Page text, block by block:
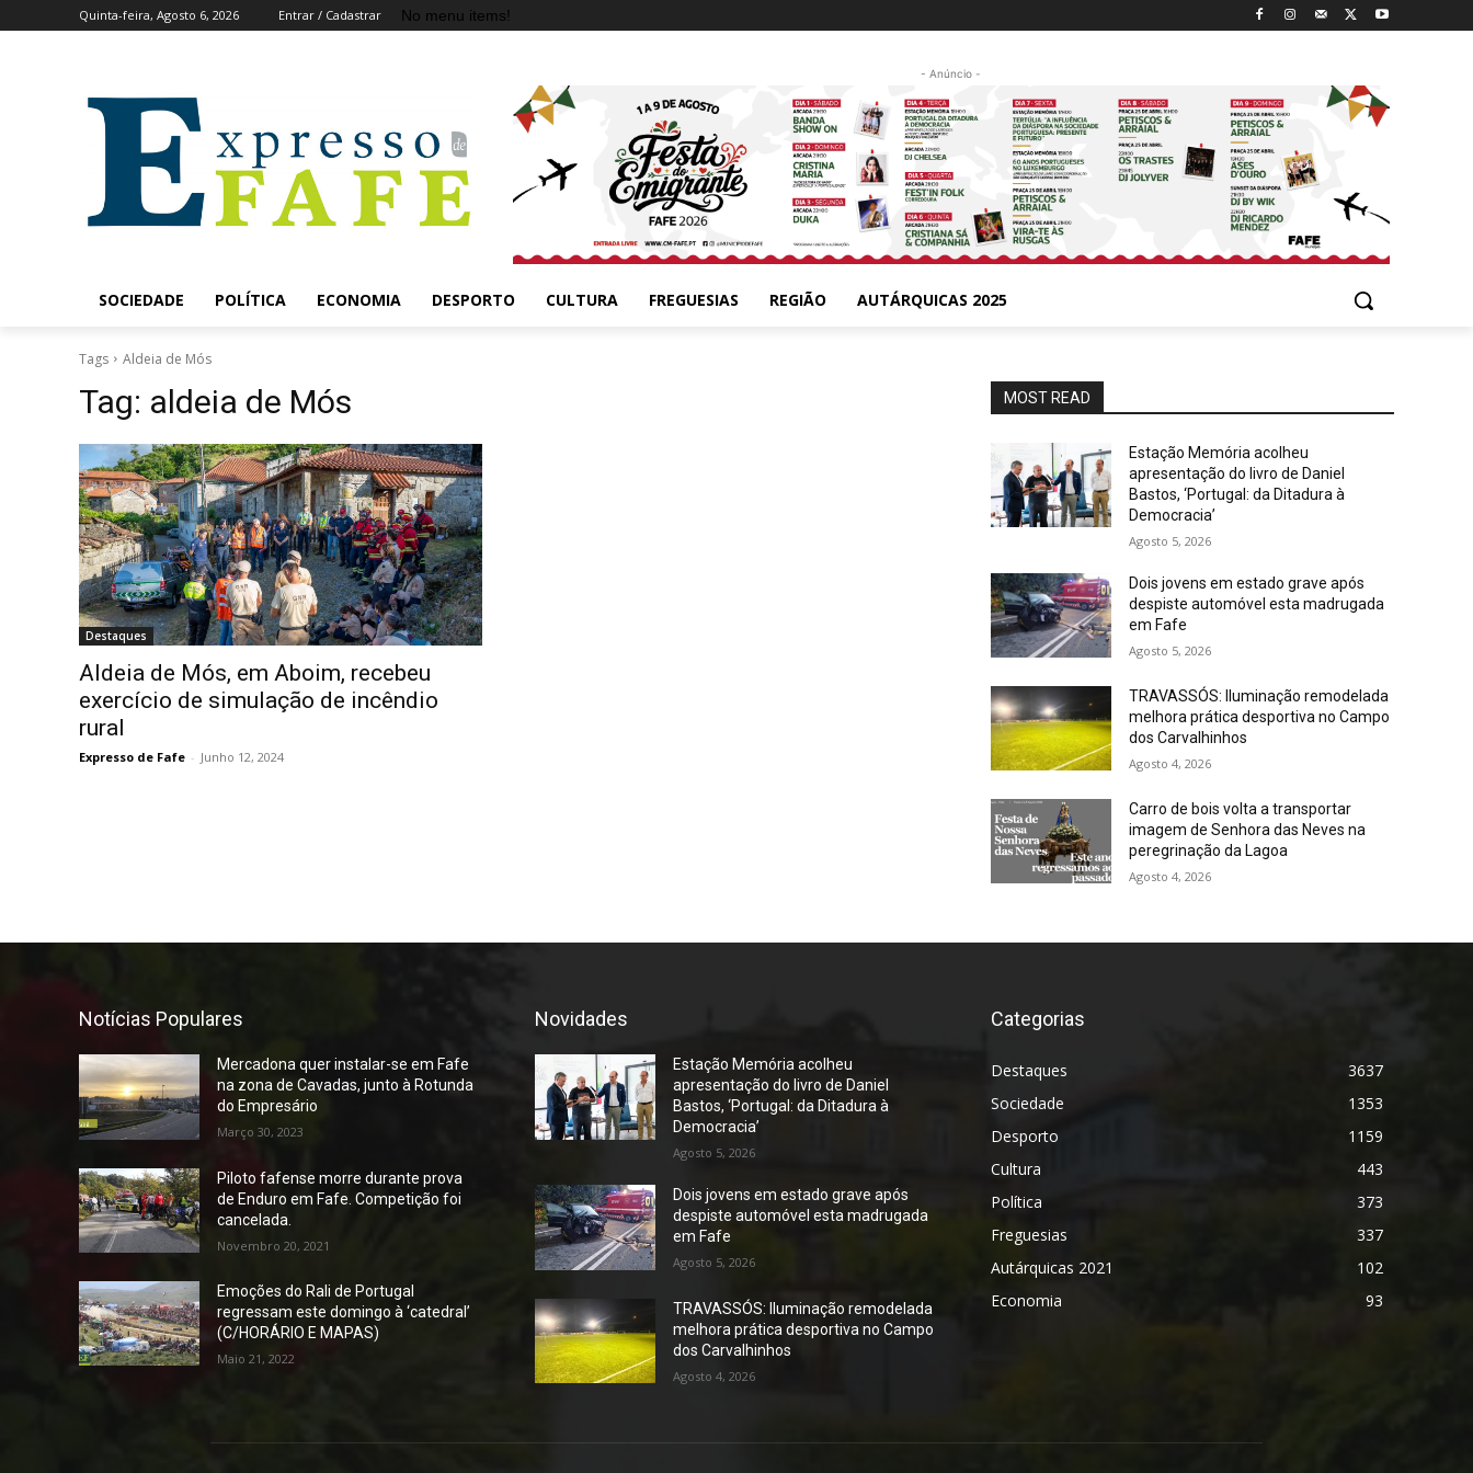
Quinta-feira, Agosto 6, 2026 Entrar / Cadastrar No menu items!
- Anúncio -
SOCIEDADE POLÍTICA ECONOMIA DESPORTO CULTURA FREGUESIAS REGIÃO AUTÁRQUICAS 2025
Tags Aldeia de Mós
Tag: aldeia de Mós
Destaques
Aldeia de Mós, em Aboim, recebeu
exercício de simulação de incêndio
rural
Expresso de Fafe - Junho 12, 2024
MOST READ
Estação Memória acolheu
apresentação do livro de Daniel
Bastos, ‘Portugal: da Ditadura à
Democracia’
Agosto 5, 2026
Dois jovens em estado grave após
despiste automóvel esta madrugada
em Fafe
Agosto 5, 2026
TRAVASSÓS: Iluminação remodelada
melhora prática desportiva no Campo
dos Carvalhinhos
Agosto 4, 2026
Carro de bois volta a transportar
imagem de Senhora das Neves na
peregrinação da Lagoa
Agosto 4, 2026
Notícias Populares
Mercadona quer instalar-se em Fafe
na zona de Cavadas, junto à Rotunda
do Empresário
Março 30, 2023
Piloto fafense morre durante prova
de Enduro em Fafe. Competição foi
cancelada.
Novembro 20, 2021
Emoções do Rali de Portugal
regressam este domingo à ‘catedral’
(C/HORÁRIO E MAPAS)
Maio 21, 2022
Novidades
Estação Memória acolheu
apresentação do livro de Daniel
Bastos, ‘Portugal: da Ditadura à
Democracia’
Agosto 5, 2026
Dois jovens em estado grave após
despiste automóvel esta madrugada
em Fafe
Agosto 5, 2026
TRAVASSÓS: Iluminação remodelada
melhora prática desportiva no Campo
dos Carvalhinhos
Agosto 4, 2026
Categorias
Destaques
3637
Sociedade
1353
Desporto
1159
Cultura
443
Política
373
Freguesias
337
Autárquicas 2021
102
Economia
93